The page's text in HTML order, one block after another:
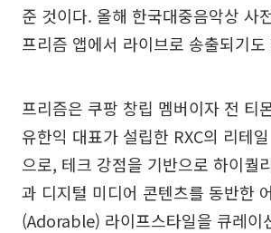
준 것이다. 올해 한국대중음악상 사
프리즘 앱에서 라이브로 송출되기도
프리즘은 쿠팡 창립 멤버이자 전 티
유한익 대표가 설립한 RXC의 리테
으로, 테크 강점을 기반으로 하이퀄
과 디지털 미디어 콘텐츠를 동반한
(Adorable) 라이프스타일을 큐레이